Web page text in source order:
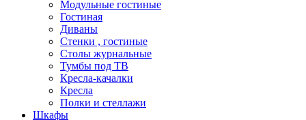
Модульные гостиные
Гостиная
Диваны
Стенки , гостиные
Столы журнальные
Тумбы под ТВ
Кресла-качалки
Кресла
Полки и стеллажи
Шкафы